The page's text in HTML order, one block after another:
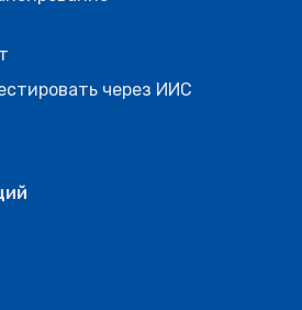
через ИИС